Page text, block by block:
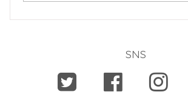
SNS